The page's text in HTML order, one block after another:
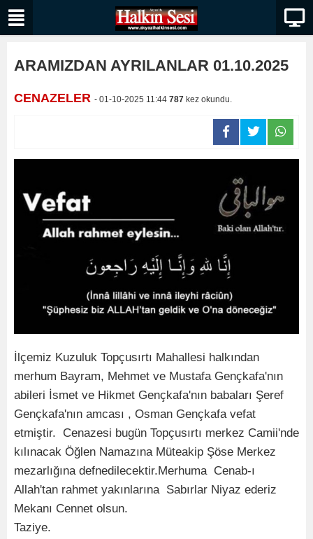
ARAMIZDAN AYRILANLAR 01.10.2025
CENAZELER - 01-10-2025 11:44 787 kez okundu.
İlçemiz Kuzuluk Topçusırtı Mahallesi halkından
merhum Bayram, Mehmet ve Mustafa Gençkafa'nın
abileri İsmet ve Hikmet Gençkafa'nın babaları Şeref
Gençkafa'nın amcası , Osman Gençkafa vefat
etmiştir. Cenazesi bugün Topçusırtı merkez Camii'nde
kılınacak Öğlen Namazına Müteakip Şöse Merkez
mezarlığına defnedilecektir.Merhuma Cenab-ı
Allah'tan rahmet yakınlarına Sabırlar Niyaz ederiz
Mekanı Cennet olsun.
Taziye.